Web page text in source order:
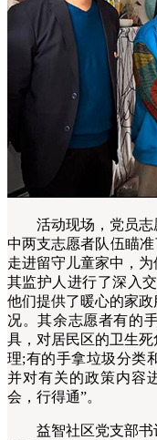
活动现场，党员志
中两支志愿者队伍瞄
走进留守儿童家中，
其监护人进行了深入
他们提供了暖心的家
况。其余志愿者有的
具，对居民区的卫生
理;有的手拿垃圾分类
并对有关的政策内容
会，行得通”。
益智社区党支部书